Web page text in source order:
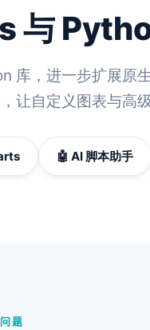
与
库，进一步扩展原
让自定义图表与高级
🤖 AI 脚本助手
题